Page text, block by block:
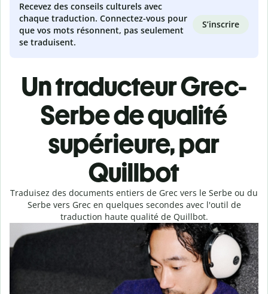
Recevez des conseils culturels avec
chaque traduction. Connectez-vous pour
que vos mots résonnent, pas seulement
se traduisent.
S’inscrire
Un traducteur Grec-
Serbe de qualité
supérieure, par
Quillbot
Traduisez des documents entiers de Grec vers le Serbe ou du
Serbe vers Grec en quelques secondes avec l'outil de
traduction haute qualité de Quillbot.